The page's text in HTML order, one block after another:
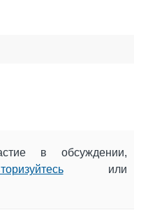
в обсуждении,
или